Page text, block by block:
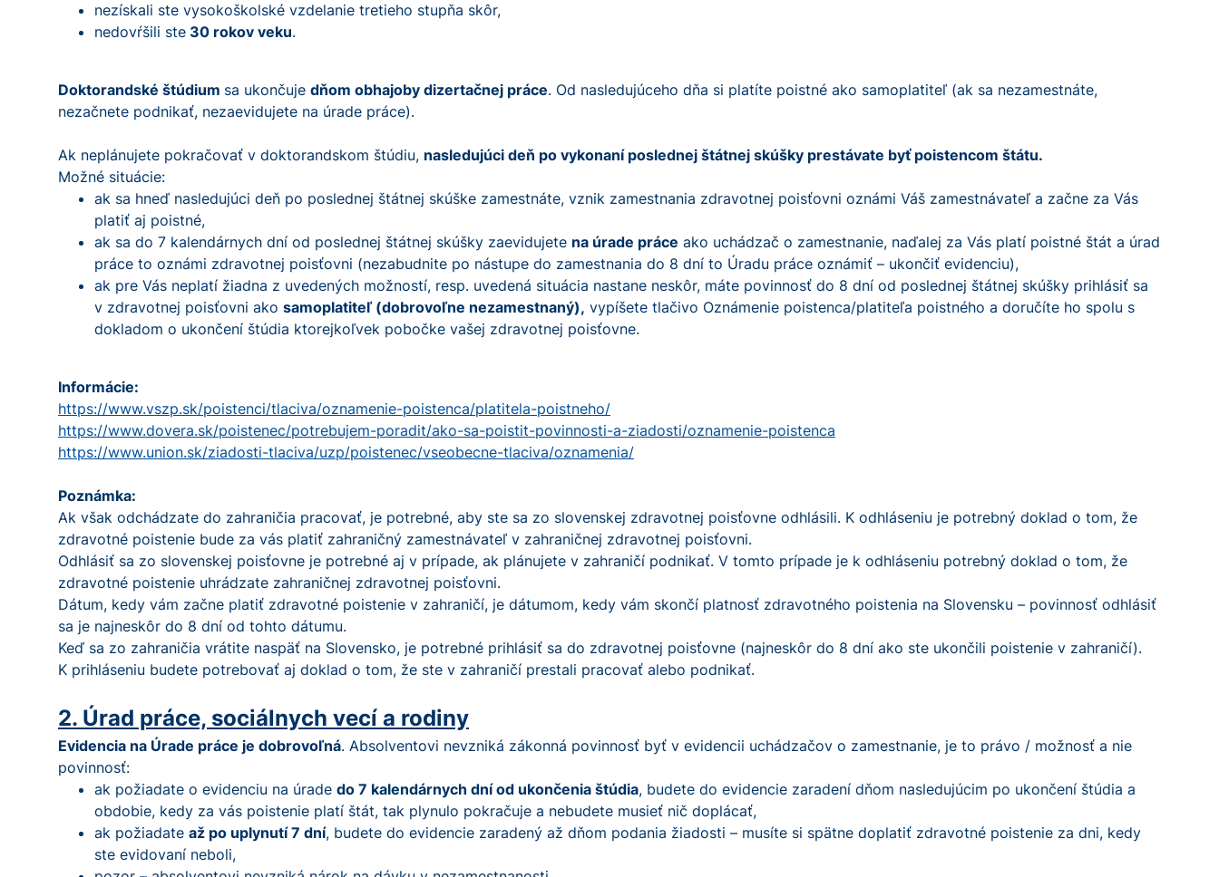
nezískali ste vysokoškolské vzdelanie tretieho stupňa skôr,
nedovŕšili ste 30 rokov veku.
Doktorandské štúdium sa ukončuje dňom obhajoby dizertačnej práce. Od nasledujúceho dňa si platíte poistné ako samoplatiteľ (ak sa nezamestnáte,
nezačnete podnikať, nezaevidujete na úrade práce).
Ak neplánujete pokračovať v doktorandskom štúdiu, nasledujúci deň po vykonaní poslednej štátnej skúšky prestávate byť poistencom štátu.
Možné situácie:
ak sa hneď nasledujúci deň po poslednej štátnej skúške zamestnáte, vznik zamestnania zdravotnej poisťovni oznámi Váš zamestnávateľ a začne za Vás
platiť aj poistné,
ak sa do 7 kalendárnych dní od poslednej štátnej skúšky zaevidujete na úrade práce ako uchádzač o zamestnanie, naďalej za Vás platí poistné štát a úrad
práce to oznámi zdravotnej poisťovni (nezabudnite po nástupe do zamestnania do 8 dní to Úradu práce oznámiť – ukončiť evidenciu),
ak pre Vás neplatí žiadna z uvedených možností, resp. uvedená situácia nastane neskôr, máte povinnosť do 8 dní od poslednej štátnej skúšky prihlásiť sa
v zdravotnej poisťovni ako samoplatiteľ (dobrovoľne nezamestnaný), vypíšete tlačivo Oznámenie poistenca/platiteľa poistného a doručíte ho spolu s
dokladom o ukončení štúdia ktorejkoľvek pobočke vašej zdravotnej poisťovne.
Informácie:
https://www.vszp.sk/poistenci/tlaciva/oznamenie-poistenca/platitela-poistneho/
https://www.dovera.sk/poistenec/potrebujem-poradit/ako-sa-poistit-povinnosti-a-ziadosti/oznamenie-poistenca
https://www.union.sk/ziadosti-tlaciva/uzp/poistenec/vseobecne-tlaciva/oznamenia/
Poznámka:
Ak však odchádzate do zahraničia pracovať, je potrebné, aby ste sa zo slovenskej zdravotnej poisťovne odhlásili. K odhláseniu je potrebný doklad o tom, že
zdravotné poistenie bude za vás platiť zahraničný zamestnávateľ v zahraničnej zdravotnej poisťovni.
Odhlásiť sa zo slovenskej poisťovne je potrebné aj v prípade, ak plánujete v zahraničí podnikať. V tomto prípade je k odhláseniu potrebný doklad o tom, že
zdravotné poistenie uhrádzate zahraničnej zdravotnej poisťovni.
Dátum, kedy vám začne platiť zdravotné poistenie v zahraničí, je dátumom, kedy vám skončí platnosť zdravotného poistenia na Slovensku – povinnosť odhlásiť
sa je najneskôr do 8 dní od tohto dátumu.
Keď sa zo zahraničia vrátite naspäť na Slovensko, je potrebné prihlásiť sa do zdravotnej poisťovne (najneskôr do 8 dní ako ste ukončili poistenie v zahraničí).
K prihláseniu budete potrebovať aj doklad o tom, že ste v zahraničí prestali pracovať alebo podnikať.
2. Úrad práce, sociálnych vecí a rodiny
Evidencia na Úrade práce je dobrovoľná. Absolventovi nevzniká zákonná povinnosť byť v evidencii uchádzačov o zamestnanie, je to právo / možnosť a nie
povinnosť:
ak požiadate o evidenciu na úrade do 7 kalendárnych dní od ukončenia štúdia, budete do evidencie zaradení dňom nasledujúcim po ukončení štúdia a
obdobie, kedy za vás poistenie platí štát, tak plynulo pokračuje a nebudete musieť nič doplácať,
ak požiadate až po uplynutí 7 dní, budete do evidencie zaradený až dňom podania žiadosti – musíte si spätne doplatiť zdravotné poistenie za dni, kedy
ste evidovaní neboli,